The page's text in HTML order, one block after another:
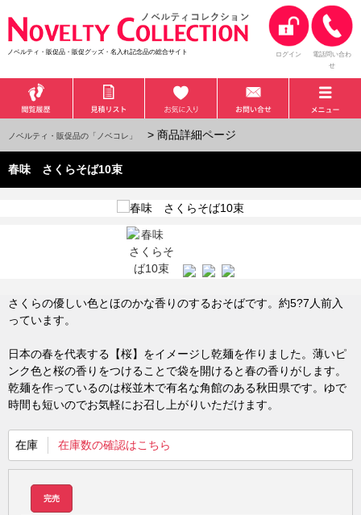
ノベルティ・販促品・販促グッズ・名入れ記念品の総合サイト ログイン
電話問い合わ
せ
ノベルティ・販促品の「ノベコレ」 > 商品詳細ページ
春味 さくらそば10束
さくらの優しい色とほのかな香りのするおそばです。約5?7人前入
っています。
日本の春を代表する【桜】をイメージし乾麺を作りました。薄いピ
ンク色と桜の香りをつけることで袋を開けると春の香りがします。
乾麺を作っているのは桜並木で有名な角館のある秋田県です。ゆで
時間も短いのでお気軽にお召し上がりいただけます。
在庫 在庫数の確認はこちら
完売